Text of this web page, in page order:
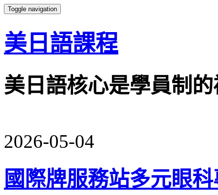
Toggle navigation
美日語課程
美日語核心是學員制
2026-05-04
國際牌服務站多元眼